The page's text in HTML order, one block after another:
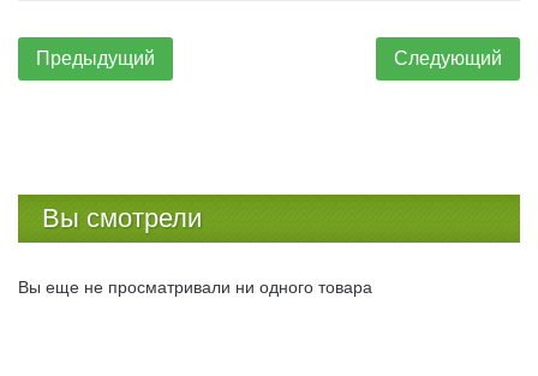
Предыдущий Следующий
Вы смотрели
Вы еще не просматривали ни одного товара